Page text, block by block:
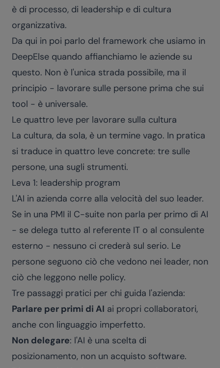
è di processo, di leadership e di cultura
organizzativa.
Da qui in poi parlo del framework che usiamo in
DeepElse quando affianchiamo le aziende su
questo. Non è l'unica strada possibile, ma il
principio - lavorare sulle persone prima che sui
tool - è universale.
Le quattro leve per lavorare sulla cultura
La cultura, da sola, è un termine vago. In pratica
si traduce in quattro leve concrete: tre sulle
persone, una sugli strumenti.
Leva 1: leadership program
L'AI in azienda corre alla velocità del suo leader.
Se in una PMI il C-suite non parla per primo di AI
- se delega tutto al referente IT o al consulente
esterno - nessuno ci crederà sul serio. Le
persone seguono ciò che vedono nei leader, non
ciò che leggono nelle policy.
Tre passaggi pratici per chi guida l'azienda:
Parlare per primi di AI ai propri collaboratori,
anche con linguaggio imperfetto.
Non delegare: l'AI è una scelta di
posizionamento, non un acquisto software.